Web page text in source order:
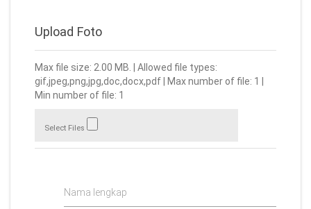
Upload Foto
Max file size: 2.00 MB. | Allowed file types:
gif,jpeg,png,jpg,doc,docx,pdf | Max number of file: 1 |
Min number of file: 1
Select Files
Nama lengkap